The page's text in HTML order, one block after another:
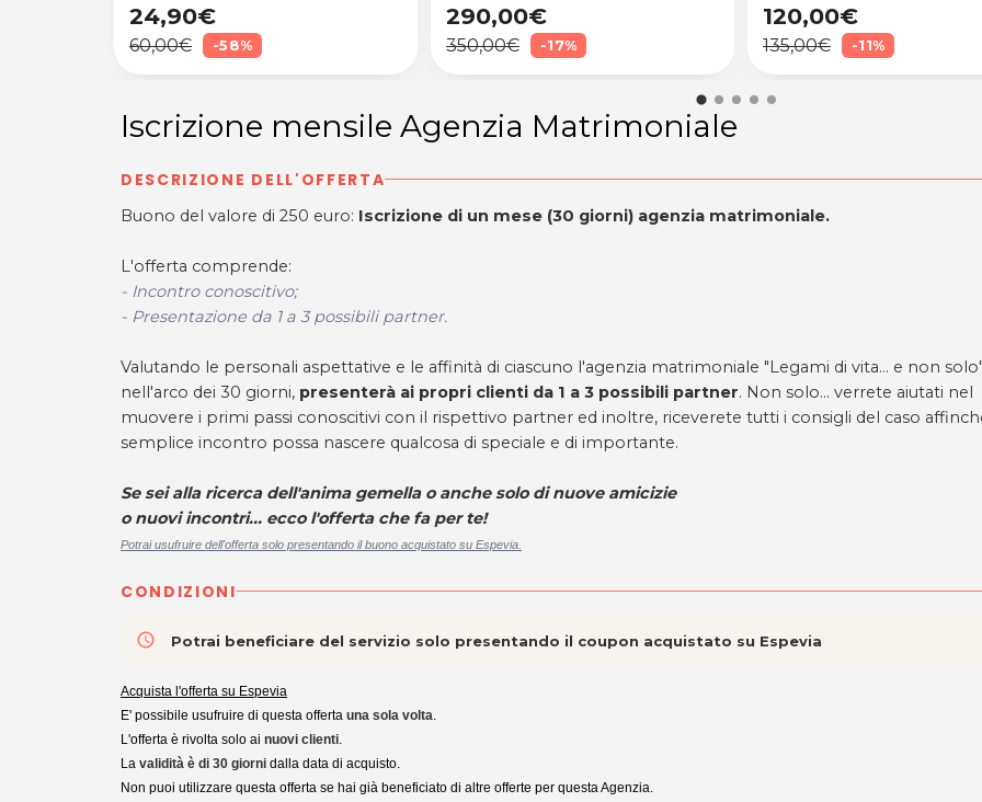
24,90€
60,00€ -58%
290,00€
350,00€ -17%
120,00€
135,00€ -11%
Iscrizione mensile Agenzia Matrimoniale
DESCRIZIONE DELL'OFFERTA
Buono del valore di 250 euro: Iscrizione di un mese (30 giorni) agenzia matrimoniale.
L'offerta comprende:
- Incontro conoscitivo;
- Presentazione da 1 a 3 possibili partner.
Valutando le personali aspettative e le affinità di ciascuno l'agenzia matrimoniale "Legami di vita... e non solo"
nell'arco dei 30 giorni, presenterà ai propri clienti da 1 a 3 possibili partner. Non solo... verrete aiutati nel
muovere i primi passi conoscitivi con il rispettivo partner ed inoltre, riceverete tutti i consigli del caso
semplice incontro possa nascere qualcosa di speciale e di importante.
Se sei alla ricerca dell'anima gemella o anche solo di nuove amicizie
o nuovi incontri... ecco l'offerta che fa per te!
Potrai usufruire dell'offerta solo presentando il buono acquistato su Espevia.
CONDIZIONI
access_time Potrai beneficiare del servizio solo presentando il coupon acquistato su Espevia
Acquista l'offerta su Espevia
E' possibile usufruire di questa offerta una sola volta
L'offerta è rivolta solo ai nuovi clienti
La validità è di 30 giorni dalla data di acquisto.
Non puoi utilizzare questa offerta se hai già beneficiato di altre offerte per questa Agenzia.